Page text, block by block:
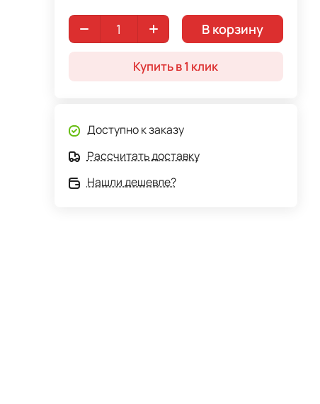
В корзину
Купить в 1 клик
Доступно к заказу
Рассчитать доставку
Нашли дешевле?